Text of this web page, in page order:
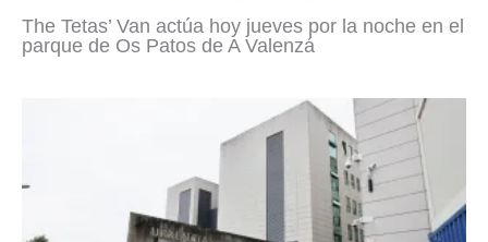
The Tetas’ Van actúa hoy jueves por la noche en el
parque de Os Patos de A Valenzá